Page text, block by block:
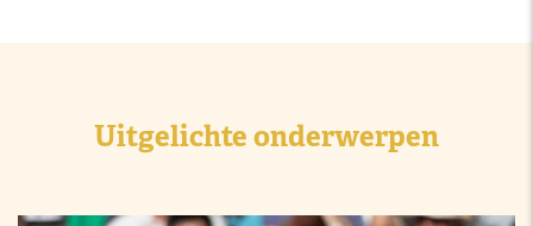
Uitgelichte onderwerpen